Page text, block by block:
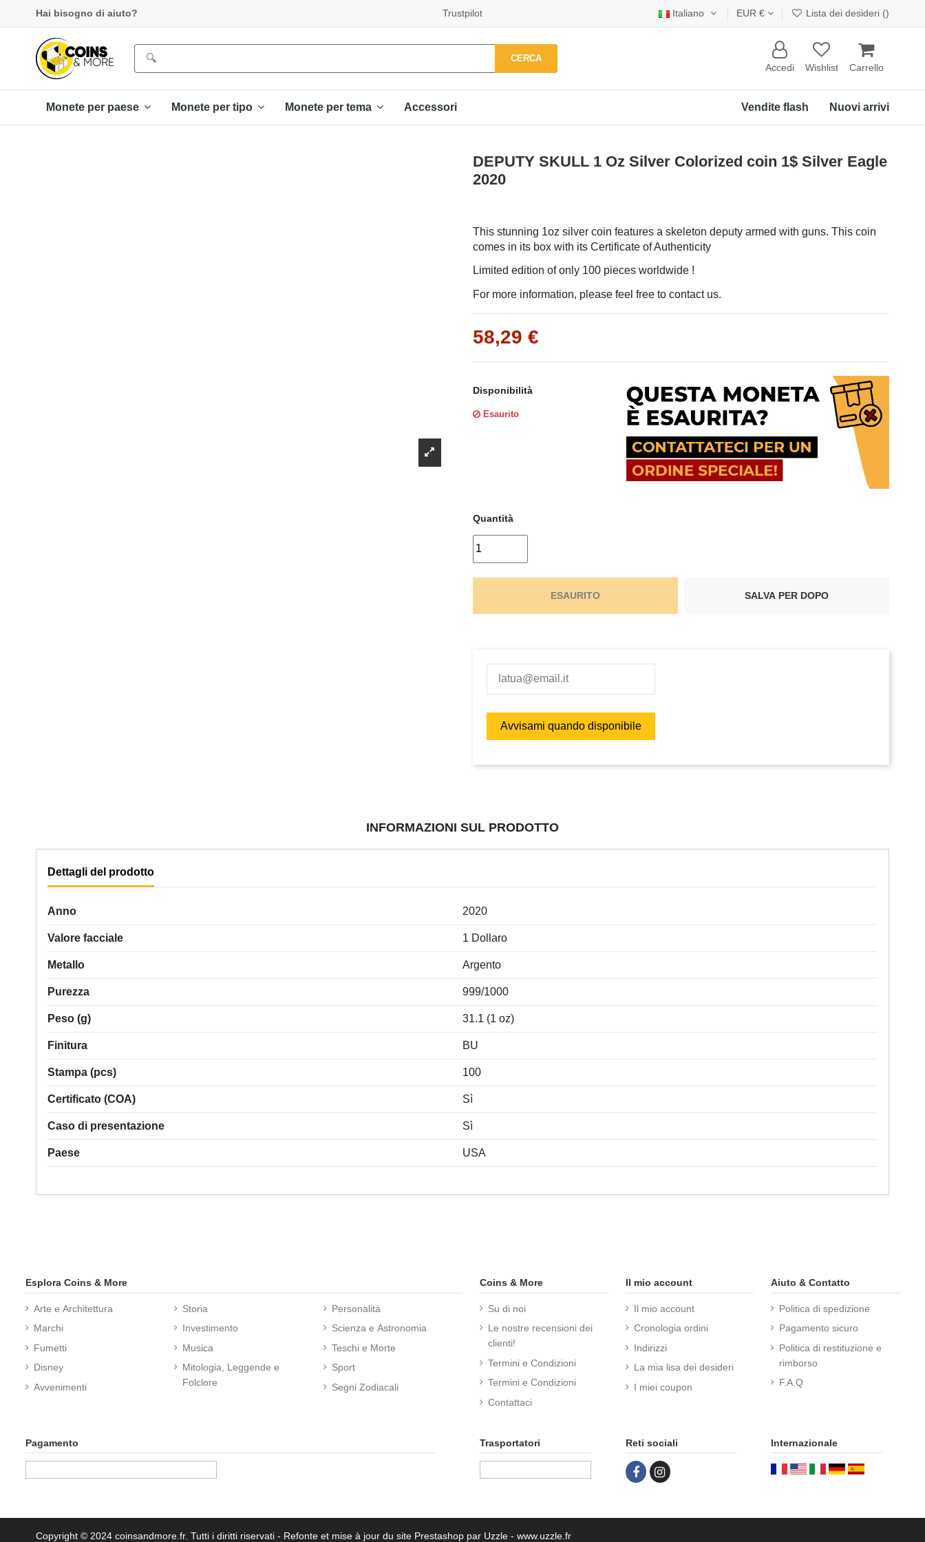
Γ
Hai bisogno di aiuto? Trustpilot Italiano EUR € Lista dei desideri ()
CERCA
Accedi Wishlist Carrello
Monete per paese Monete per tipo Monete per tema Accessori Nuovi arrivi
Vendite flash
DEPUTY SKULL 1 Oz Silver Colorized coin 1$ Silver Eagle
2020
This stunning 1oz silver coin features a skeleton deputy armed with guns. This coin
comes in its box with its Certificate of Authenticity
Limited edition of only 100 pieces worldwide !
For more information, please feel free to contact us.
58,29 €
Disponibilità
Esaurito
Quantità
ESAURITO SALVA PER DOPO
INFORMAZIONI SUL PRODOTTO
Dettagli del prodotto
Anno 2020
Valore facciale 1 Dollaro
Metallo Argento
Purezza 999/1000
Peso (g) 31.1 (1 oz)
Finitura BU
Stampa (pcs) 100
Certificato (COA) Sì
Caso di presentazione Sì
Paese USA
Esplora Coins & More
Arte e Architettura
Marchi
Fumetti
Disney
Avvenimenti
Storia
Investimento
Musica
Mitologia, Leggende e
Folclore
Personalità
Scienza e Astronomia
Teschi e Morte
Sport
Segni Zodiacali
Coins & More
Su di noi
Le nostre recensioni dei
clienti!
Termini e Condizioni
Termini e Condizioni
Contattaci
Il mio account
Il mio account
Cronologia ordini
Indirizzi
La mia lisa dei desideri
I miei coupon
Aiuto & Contatto
Politica di spedizione
Pagamento sicuro
Politica di restituzione e
rimborso
F.A.Q
Pagamento Trasportatori Reti sociali Internazionale
Copyright © 2024 coinsandmore.fr. Tutti i diritti riservati - Refonte et mise à jour du site Prestashop par Uzzle - www.uzzle.fr